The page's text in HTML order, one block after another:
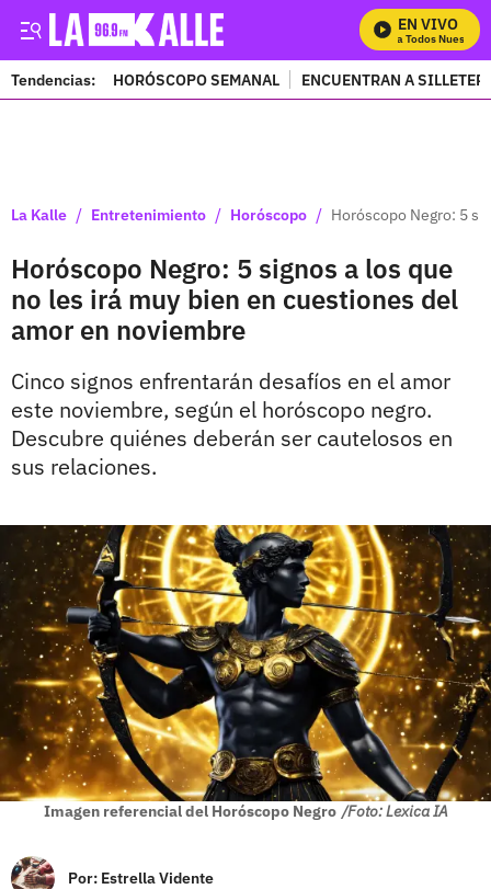
EN VIVO
Mira Todos Nuestros
Tendencias: HORÓSCOPO SEMANAL ENCUENTRAN A
La Kalle / Entretenimiento / Horóscopo / Horóscopo Negro: 5
Horóscopo Negro: 5 signos a los que
no les irá muy bien en cuestiones del
amor en noviembre
Cinco signos enfrentarán desafíos en el amor
este noviembre, según el horóscopo negro.
Descubre quiénes deberán ser cautelosos en
sus relaciones.
Imagen referencial del Horóscopo Negro /Foto: Lexica IA
Por: Estrella Vidente